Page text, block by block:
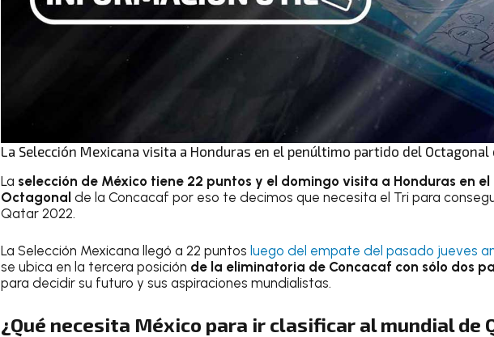
La Selección Mexicana visita a Honduras en el penúltimo partido del Octagonal
La selección de México tiene 22 puntos y el domingo visita a Honduras en
Octagonal de la Concacaf por eso te decimos que necesita el Tri para
Qatar 2022.
La Selección Mexicana llegó a 22 puntos luego del empate del pasado jueves
se ubica en la tercera posición de la eliminatoria de Concacaf con sólo dos
para decidir su futuro y sus aspiraciones mundialistas.
¿Qué necesita México para ir clasificar al mundial de